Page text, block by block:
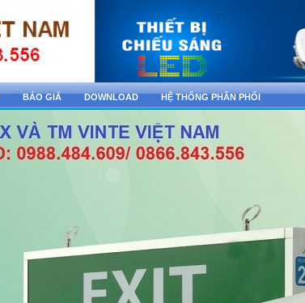
BÁO GIÁ DOWNLOAD HỆ THỐNG PHÂN PHỐI